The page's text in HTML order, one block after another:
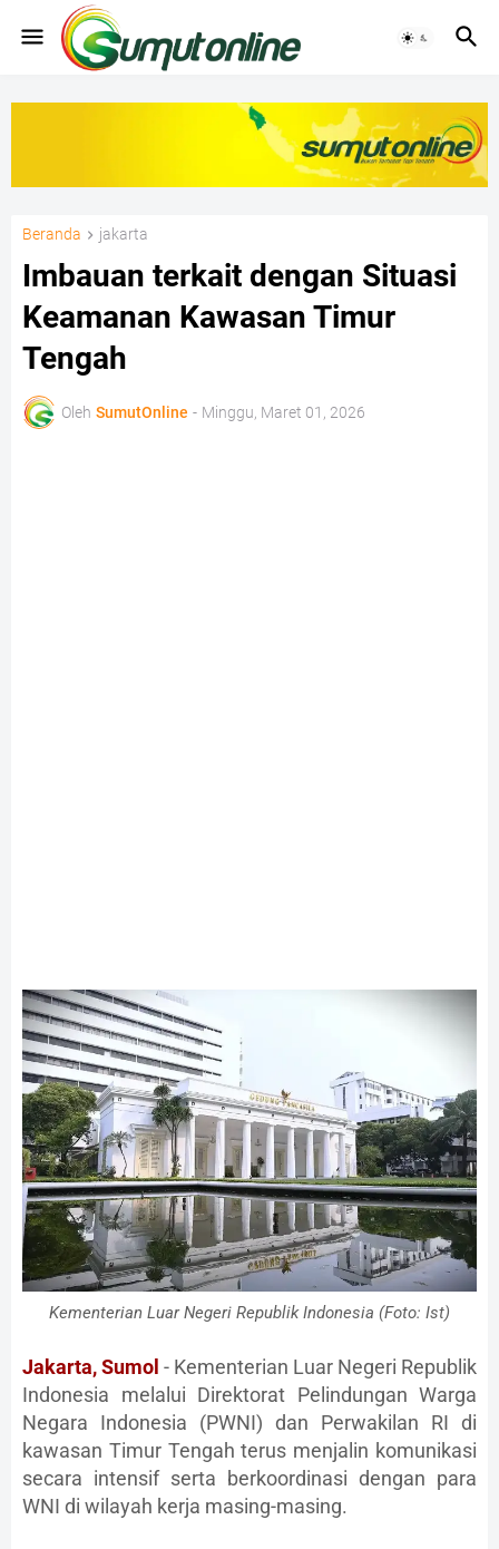
Beranda jakarta
Imbauan terkait dengan Situasi
Keamanan Kawasan Timur
Tengah
Oleh SumutOnline - Minggu, Maret 01, 2026
Kementerian Luar Negeri Republik Indonesia (Foto: Ist)
Jakarta, Sumol - Kementerian Luar Negeri Republik
Indonesia melalui Direktorat Pelindungan Warga
Negara Indonesia (PWNI) dan Perwakilan RI di
kawasan Timur Tengah terus menjalin komunikasi
secara intensif serta berkoordinasi dengan para
WNI di wilayah kerja masing-masing.